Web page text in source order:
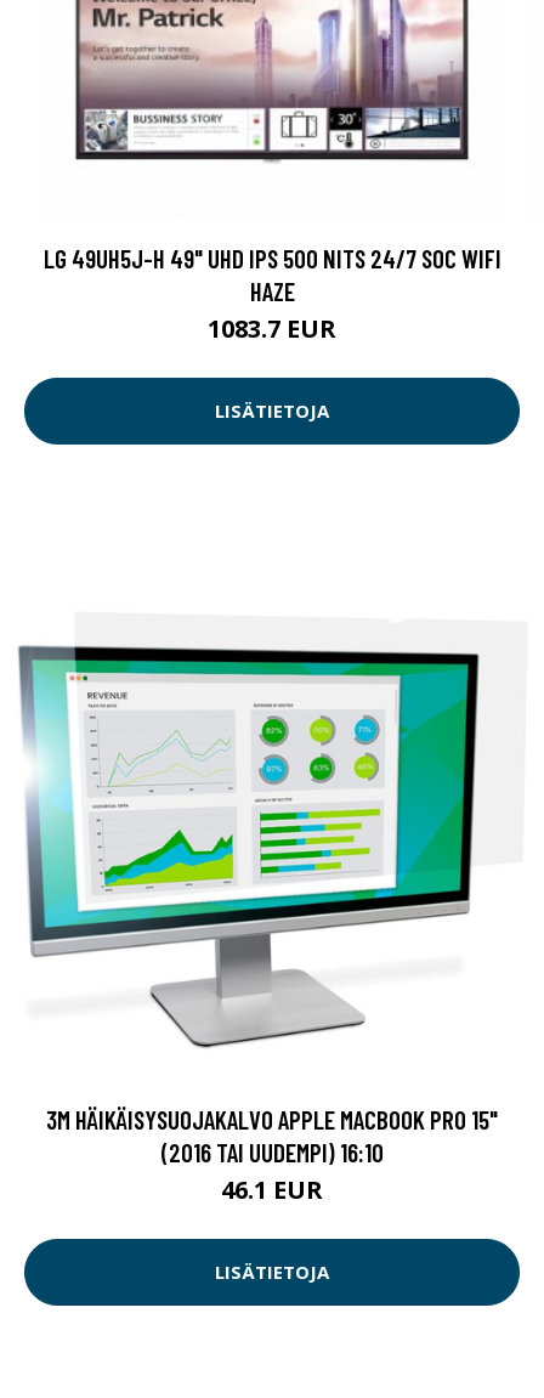
LG 49UH5J-H 49" UHD IPS 500 NITS 24/7 SOC WIFI
HAZE
1083.7 EUR
LISÄTIETOJA
3M HÄIKÄISYSUOJAKALVO APPLE MACBOOK PRO 15"
(2016 TAI UUDEMPI) 16:10
46.1 EUR
LISÄTIETOJA